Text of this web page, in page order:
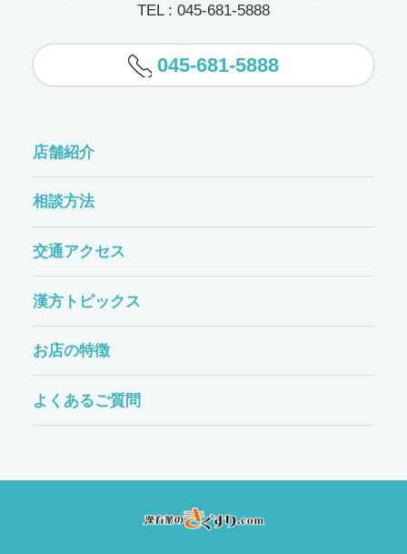
TEL : 045-681-5888
045-681-5888
店舗紹介
相談方法
交通アクセス
漢方トピックス
お店の特徴
よくあるご質問